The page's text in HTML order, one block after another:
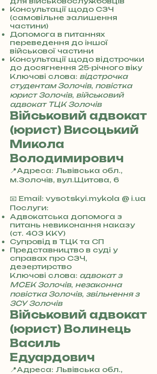
4
8
5
7
8
4
Консультації щодо СЗЧ
(самовільне залишення
частини)
Допомога в питаннях
переведення до іншої
військової частини
Консультації щодо відстрочки
до досягнення 25-річного віку
Ключові слова: відстрочка
студентам Золочів, повістка
юрист Золочів, військовий
адвокат ТЦК Золочів
Військовий адвокат
(юрист) Висоцький
Микола
Володимирович
📍Адреса: Львівська обл.,
м.Золочів, вул.Щитова, 6
3
8
0
7
3
0
4
8
5
7
8
4
📧 Email: vysotskyi.mykola @ i.ua
Послуги:
Адвокатська допомога з
питань невиконання наказу
(ст. 403 ККУ)
Супровід в ТЦК та СП
Представництво в суді у
справах про СЗЧ,
дезертирство
Ключові слова: адвокат з
МСЕК Золочів, незаконна
повістка Золочів, звільнення з
ЗСУ Золочів
Військовий адвокат
(юрист) Волинець
Василь
Едуардович
📍Адреса: Львівська обл.,